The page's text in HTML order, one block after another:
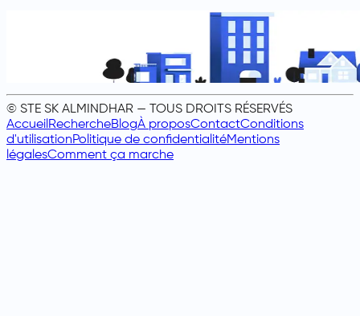
© STE SK ALMINDHAR — TOUS DROITS RÉSERVÉS
AccueilRechercheBlogÀ proposContactConditions
d'utilisationPolitique de confidentialitéMentions
légalesComment ça marche